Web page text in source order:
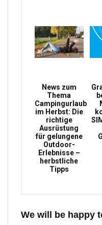
News zum
Thema
Campingurlaub
im Herbst: Die
richtige
Ausrüstung
für gelungene
Outdoor-
Erlebnisse –
herbstliche
Tipps
We will be happy